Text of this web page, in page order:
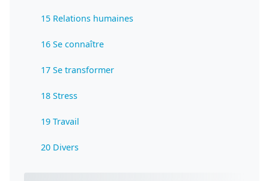
15 Relations humaines
16 Se connaître
17 Se transformer
18 Stress
19 Travail
20 Divers